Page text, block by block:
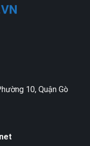
10, Quận Gò